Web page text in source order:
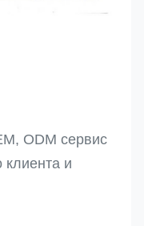
ODM сервис
клиента и